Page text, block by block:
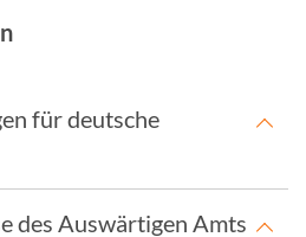
für deutsche
des Auswärtigen Amts